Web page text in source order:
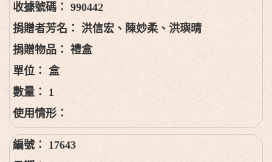
990442
洪信宏、陳妙柔、洪璵晴
禮盒
盒
1
17643